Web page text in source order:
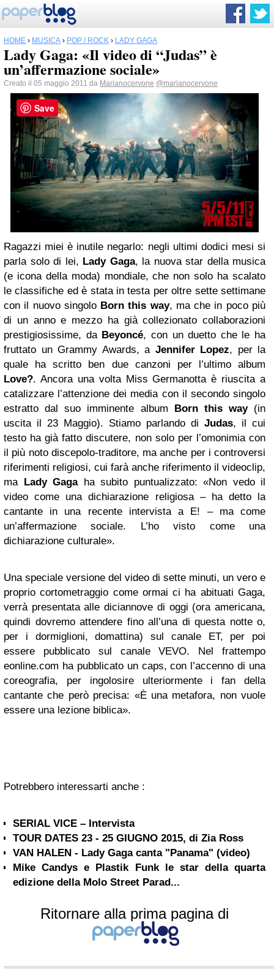
HOME › MUSICA › POP / ROCK › LADY GAGA
Lady Gaga: «Il video di “Judas” è
un’affermazione sociale»
Creato il 05 maggio 2011 da Marianocervone @marianocervone
Ragazzi miei è inutile negarlo: negli ultimi dodici mesi si
parla solo di lei, Lady Gaga, la nuova star della musica
(e icona della moda) mondiale, che non solo ha scalato
le classifiche ed è stata in testa per oltre sette settimane
con il nuovo singolo Born this way, ma che in poco più
di un anno e mezzo ha già collezionato collaborazioni
prestigiosissime, da Beyoncé, con un duetto che le ha
fruttato un Grammy Awards, a Jennifer Lopez, per la
quale ha scritto ben due canzoni per l’ultimo album
Love?. Ancora una volta Miss Germanotta è riuscita a
catalizzare l’attenzione dei media con il secondo singolo
estratto dal suo imminente album
Born this way(in
uscita il 23 Maggio). Stiamo parlando di Judas, il cui
testo ha già fatto discutere, non solo per l’omonimia con
il più noto discepolo-traditore, ma anche per i controversi
riferimenti religiosi, cui farà anche riferimento il videoclip,
ma
Lady Gagaha subito puntualizzato: «Non vedo il
video come una dichiarazione religiosa – ha detto la
cantante in una recente intervista a E! – ma come
un’affermazione sociale. L’ho visto come una
dichiarazione culturale».
Una speciale versione del video di sette minuti, un vero e
proprio cortometraggio come ormai ci ha abituati Gaga,
verrà presentata alle diciannove di oggi (ora americana,
quindi dovremo attendere fino all’una di questa notte o,
per i dormiglioni, domattina) sul canale ET, per poi
essere pubblicato sul canale VEVO. Nel frattempo
eonline.com ha pubblicato un caps, con l’accenno di una
coreografia, per ingolosire ulteriormente i fan della
cantante che però precisa: «È una metafora, non vuole
essere una lezione biblica».
Potrebbero interessarti anche :
SERIAL VICE – Intervista
TOUR DATES 23 - 25 GIUGNO 2015, di Zia Ross
VAN HALEN - Lady Gaga canta "Panama" (video)
Mike Candys e Plastik Funk le star della quarta
edizione della Molo Street Parad...
Ritornare alla prima pagina di
Save